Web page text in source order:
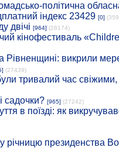
політична
індекс 23429 [0]
двічі [964] (28174)
кінофестиваль
Рівненщині: викрили
(27439)
тривалий час свіжими,
садочки? [965] (27242)
в поїзді: як
річницю президенства